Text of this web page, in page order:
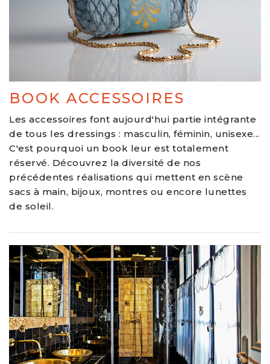
BOOK ACCESSOIRES
Les accessoires font aujourd'hui partie intégrante
de tous les dressings : masculin, féminin, unisexe...
C'est pourquoi un book leur est totalement
réservé. Découvrez la diversité de nos
précédentes réalisations qui mettent en scène
sacs à main, bijoux, montres ou encore lunettes
de soleil.